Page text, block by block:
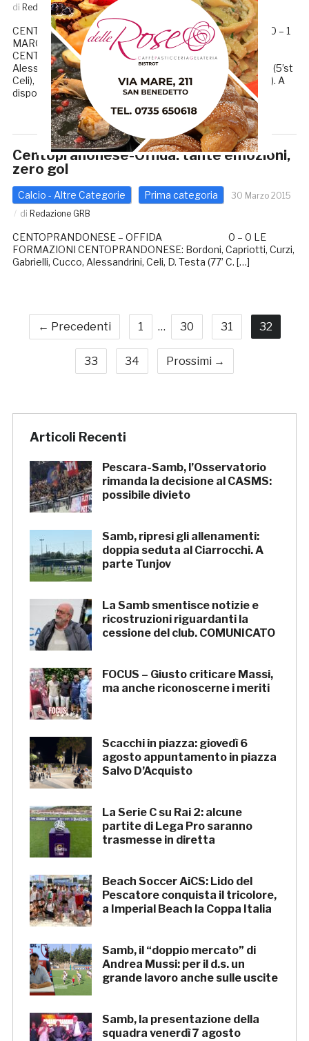
di Redazione GRB
CENTOPRANDONESE – MONSAMPIETRO MORICO 0 – 1
MARCATORI: 50’st Campanari LE FORMAZIONI
CENTOPRANDONESE: Bordoni, Capriotti (41’st Coccia),
Alessandrini, Cucco, Gabrielli, Danilo Testa, Claudio Testa (5’st
Celi), Deogratias, Carosi, Curzi, Corradetti (34’st Palestini). A
disposizione: Sciamanna, […]
Centopranonese-Offida: tante emozioni,
zero gol
Calcio - Altre Categorie Prima categoria
30 Marzo 2015
di Redazione GRB
CENTOPRANDONESE – OFFIDA 0 – 0 LE
FORMAZIONI CENTOPRANDONESE: Bordoni, Capriotti, Curzi,
Gabrielli, Cucco, Alessandrini, Celi, D. Testa (77’ C. […]
← Precedenti 1 … 30 31 32
33 34 Prossimi →
Articoli Recenti
Pescara-Samb, l’Osservatorio
rimanda la decisione al CASMS:
possibile divieto
Samb, ripresi gli allenamenti:
doppia seduta al Ciarrocchi. A
parte Tunjov
La Samb smentisce notizie e
ricostruzioni riguardanti la
cessione del club. COMUNICATO
FOCUS – Giusto criticare Massi,
ma anche riconoscerne i meriti
Scacchi in piazza: giovedì 6
agosto appuntamento in piazza
Salvo D’Acquisto
La Serie C su Rai 2: alcune
partite di Lega Pro saranno
trasmesse in diretta
Beach Soccer AiCS: Lido del
Pescatore conquista il tricolore,
a Imperial Beach la Coppa Italia
Samb, il “doppio mercato” di
Andrea Mussi: per il d.s. un
grande lavoro anche sulle uscite
Samb, la presentazione della
squadra venerdì 7 agosto